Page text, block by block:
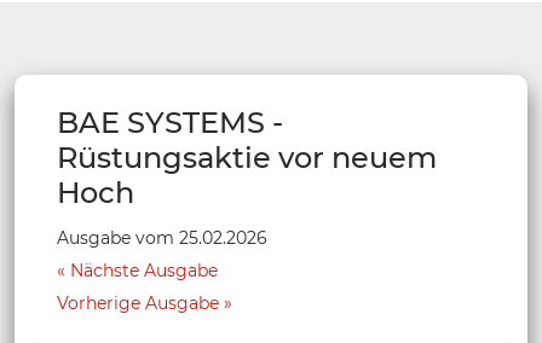
BAE SYSTEMS -
Rüstungsaktie vor neuem
Hoch
Ausgabe vom 25.02.2026
Nächste Ausgabe
Vorherige Ausgabe